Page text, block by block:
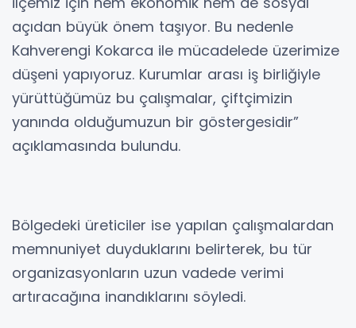
açıdan büyük önem taşıyor. Bu nedenle
Kahverengi Kokarca ile mücadelede üzerimize
düşeni yapıyoruz. Kurumlar arası iş birliğiyle
yürüttüğümüz bu çalışmalar, çiftçimizin
yanında olduğumuzun bir göstergesidir”
açıklamasında bulundu.
Bölgedeki üreticiler ise yapılan çalışmalardan
memnuniyet duyduklarını belirterek, bu tür
organizasyonların uzun vadede verimi
artıracağına inandıklarını söyledi.